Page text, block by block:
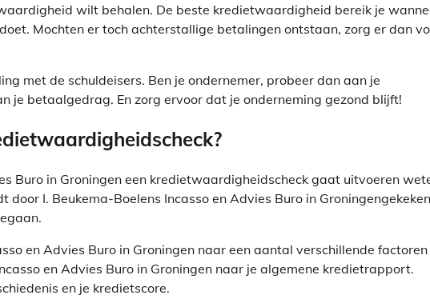
wilt behalen. De beste kredietwaardigheid bereik je
Mochten er toch achterstallige betalingen ontstaan, zorg er dan
met de schuldeisers. Ben je ondernemer, probeer dan aan je
je betaalgedrag. En zorg ervoor dat je onderneming gezond blijft!
Buro in Groningen een kredietwaardigheidscheck gaat uitvoeren
door I. Beukema-Boelens Incasso en Advies Buro in Groningengekeken
en Advies Buro in Groningen naar een aantal verschillende factoren
en Advies Buro in Groningen naar je algemene kredietrapport.
en je kredietscore.